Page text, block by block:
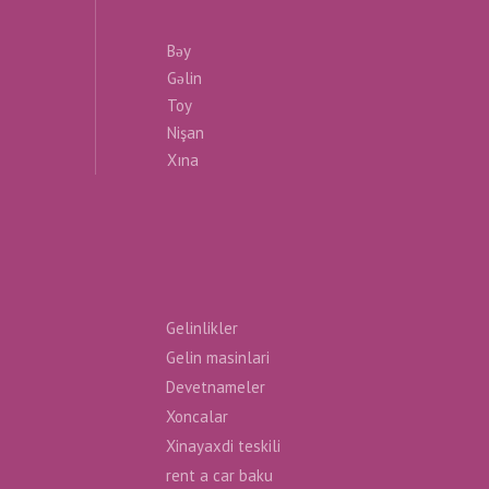
Bəy
Gəlin
Toy
Nişan
Xına
Gelinlikler
Gelin masinlari
Devetnameler
Xoncalar
Xinayaxdi teskili
rent a car baku